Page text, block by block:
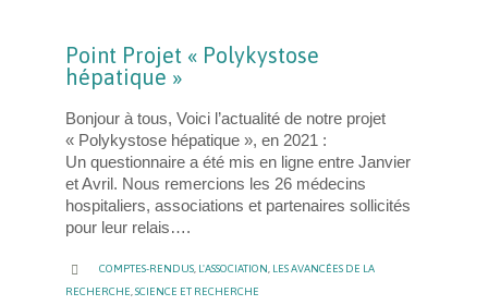
Point Projet « Polykystose
hépatique »
Bonjour à tous, Voici l’actualité de notre projet
« Polykystose hépatique », en 2021 :
Un questionnaire a été mis en ligne entre Janvier
et Avril. Nous remercions les 26 médecins
hospitaliers, associations et partenaires sollicités
pour leur relais….
 CATEGORY
COMPTES-RENDUS, L'ASSOCIATION, LES AVANCÉES DE LA
RECHERCHE,SCIENCE ET RECHERCHE